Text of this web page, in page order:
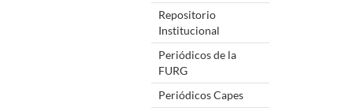
Repositorio
Institucional
Periódicos de la
FURG
Periódicos Capes